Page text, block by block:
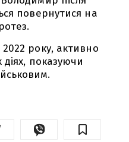
повернутися на
року, активно
показуючи